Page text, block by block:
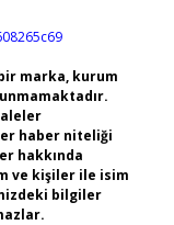
marka, kurum
haber niteliği
hakkında
ve kişiler ile isim
bilgiler